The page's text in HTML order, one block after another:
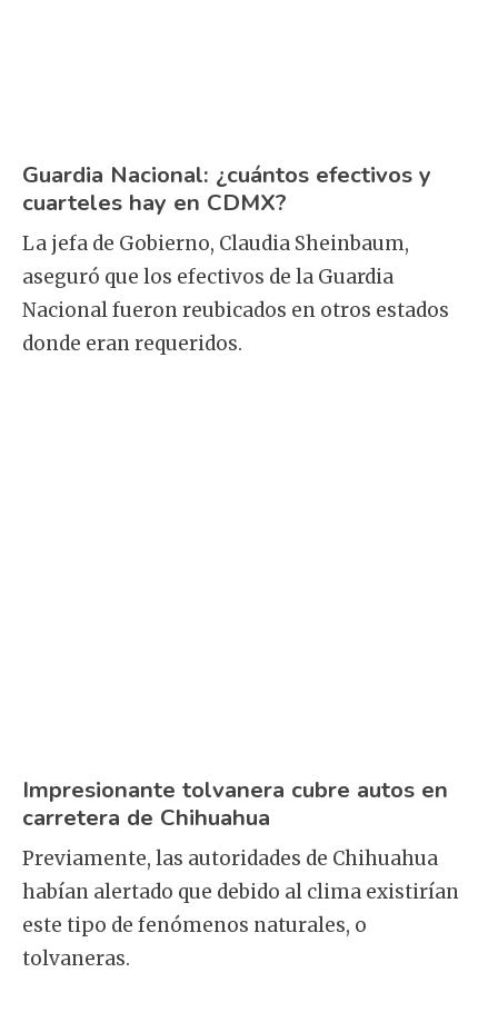
Guardia Nacional: ¿cuántos efectivos y
cuarteles hay en CDMX?
La jefa de Gobierno, Claudia Sheinbaum,
aseguró que los efectivos de la Guardia
Nacional fueron reubicados en otros estados
donde eran requeridos.
Impresionante tolvanera cubre autos en
carretera de Chihuahua
Previamente, las autoridades de Chihuahua
habían alertado que debido al clima existirían
este tipo de fenómenos naturales, o
tolvaneras.